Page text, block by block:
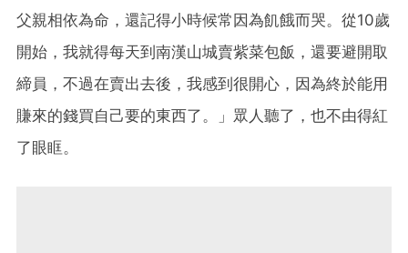
父親相依為命，還記得小時候常因為飢餓而哭。從10歲
開始，我就得每天到南漢山城賣紫菜包飯，還要避開取
締員，不過在賣出去後，我感到很開心，因為終於能用
賺來的錢買自己要的東西了。」眾人聽了，也不由得紅
了眼眶。